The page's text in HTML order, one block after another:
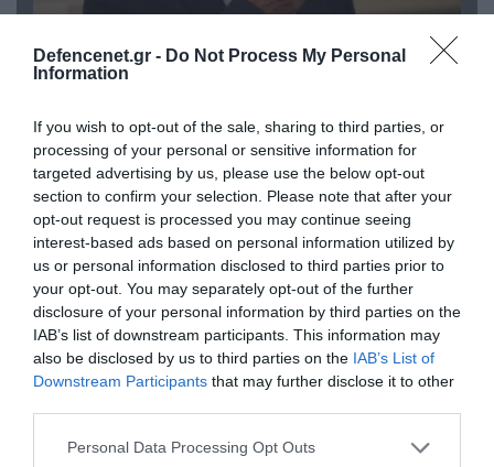
Defencenet.gr - Do Not Process My Personal
Information
If you wish to opt-out of the sale, sharing to third parties, or
processing of your personal or sensitive information for
targeted advertising by us, please use the below opt-out
section to confirm your selection. Please note that after your
opt-out request is processed you may continue seeing
interest-based ads based on personal information utilized by
us or personal information disclosed to third parties prior to
your opt-out. You may separately opt-out of the further
disclosure of your personal information by third parties on the
IAB’s list of downstream participants. This information may
also be disclosed by us to third parties on the IAB’s List of
Downstream Participants that may further disclose it to other
Please note that this website/app uses one or more Google
Personal Data Processing Opt Outs
07.08.2026 | 20:02
Κωνσταντίνο Ζούλα από τον ΣΚΑΪ – Ο λόγος της
απομάκρυνσής του